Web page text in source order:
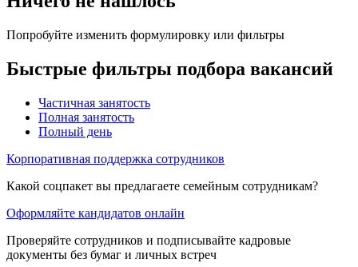
Попробуйте изменить формулировку или фильтры
Быстрые фильтры подбора вакансий
Частичная занятость
Полная занятость
Полный день
Корпоративная поддержка сотрудников
Какой соцпакет вы предлагаете семейным сотрудникам?
Оформляйте кандидатов онлайн
Проверяйте сотрудников и подписывайте кадровые
документы без бумаг и личных встреч